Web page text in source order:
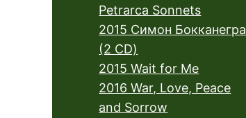
Petrarca Sonnets
2015 Симон Бокканегра
(2 CD)
2015 Wait for Me
2016 War, Love, Peace
and Sorrow